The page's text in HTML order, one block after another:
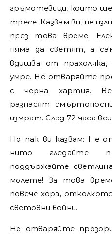
гръмотевици, които
тресе. Казвам ви, не
през това време.
няма да светят, а
вдишва от
умре. Не отваряйте
с черна хартия.
разнасят
измрат. След 72 часа
Но пак ви казвам: Не
нито гледайте
поддържайте
молете! За това
повече хора,
световни войни.
Не отваряйте